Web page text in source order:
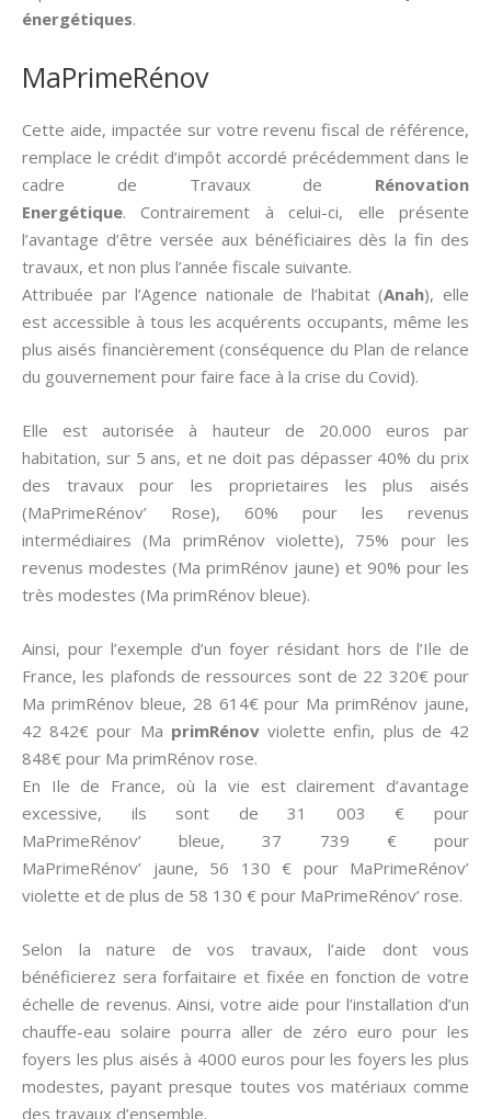
énergétiques.
MaPrimeRénov
Cette aide, impactée sur votre revenu fiscal de référence,
remplace le crédit d’impôt accordé précédemment dans le
cadre de Travaux de Rénovation
Energétique. Contrairement à celui-ci, elle présente
l’avantage d’être versée aux bénéficiaires dès la fin des
travaux, et non plus l’année fiscale suivante.
Attribuée par l’Agence nationale de l’habitat (Anah), elle
est accessible à tous les acquérents occupants, même les
plus aisés financièrement (conséquence du Plan de relance
du gouvernement pour faire face à la crise du Covid).
Elle est autorisée à hauteur de 20.000 euros par
habitation, sur 5 ans, et ne doit pas dépasser 40% du prix
des travaux pour les proprietaires les plus aisés
(MaPrimeRénov’ Rose), 60% pour les revenus
intermédiaires (Ma primRénov violette), 75% pour les
revenus modestes (Ma primRénov jaune) et 90% pour les
très modestes (Ma primRénov bleue).
Ainsi, pour l’exemple d’un foyer résidant hors de l’Ile de
France, les plafonds de ressources sont de 22 320€ pour
Ma primRénov bleue, 28 614€ pour Ma primRénov jaune,
42 842€ pour Ma primRénovviolette enfin, plus de 42
848€ pour Ma primRénov rose.
En Ile de France, où la vie est clairement d’avantage
excessive, ils sont de 31 003 € pour
MaPrimeRénov’ bleue, 37 739 € pour
MaPrimeRénov’ jaune, 56 130 € pour MaPrimeRénov’
violette et de plus de 58 130 € pour MaPrimeRénov’ rose.
Selon la nature de vos travaux, l’aide dont vous
bénéficierez sera forfaitaire et fixée en fonction de votre
échelle de revenus. Ainsi, votre aide pour l’installation d’un
chauffe-eau solaire pourra aller de zéro euro pour les
foyers les plus aisés à 4000 euros pour les foyers les plus
modestes, payant presque toutes vos matériaux comme
des travaux d’ensemble.